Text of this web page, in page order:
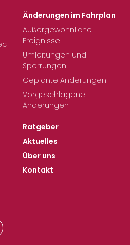
Änderungen im Fahrplan
Außergewöhnliche
Ereignisse
Umleitungen und
Sperrungen
Geplante Änderungen
Vorgeschlagene
Änderungen
Ratgeber
Aktuelles
Über uns
Kontakt